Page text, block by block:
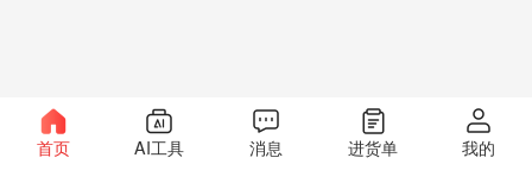
首页 AI工具 消息 进货单 我的